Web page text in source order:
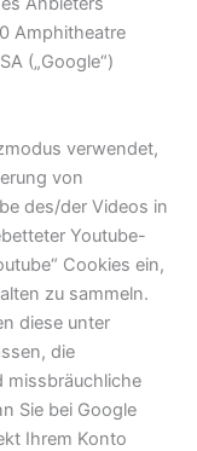
Amphitheatre
(„Google“)
verwendet,
von
des/der Videos in
Youtube-
Cookies ein,
zu sammeln.
diese unter
die
missbräuchliche
Sie bei Google
Ihrem Konto